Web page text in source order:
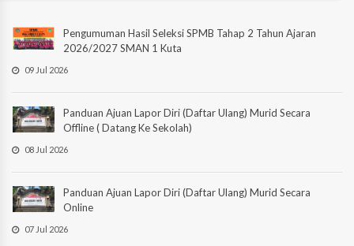
Pengumuman Hasil Seleksi SPMB Tahap 2 Tahun Ajaran
2026/2027 SMAN 1 Kuta
09 Jul 2026
Panduan Ajuan Lapor Diri (Daftar Ulang) Murid Secara
Offline ( Datang Ke Sekolah)
08 Jul 2026
Panduan Ajuan Lapor Diri (Daftar Ulang) Murid Secara
Online
07 Jul 2026